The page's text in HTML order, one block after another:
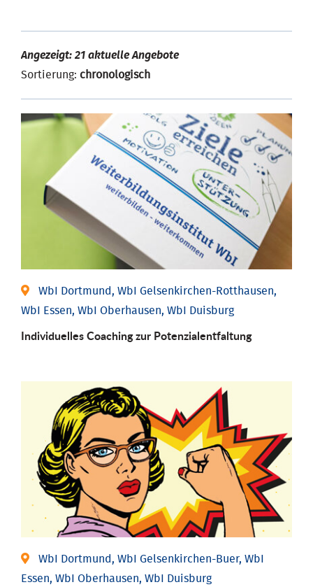
Angezeigt: 21 aktuelle Angebote
Sortierung: chronologisch
WbI Dortmund, WbI Gelsenkirchen-Rotthausen,
WbI Essen, WbI Oberhausen, WbI Duisburg
Individuelles Coaching zur Potenzialentfaltung
WbI Dortmund, WbI Gelsenkirchen-Buer, WbI
Essen, WbI Oberhausen, WbI Duisburg